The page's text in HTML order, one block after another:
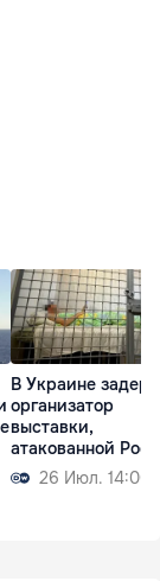
В Украине
организатор
выставки,
атакованной
26 Июл. 14:00